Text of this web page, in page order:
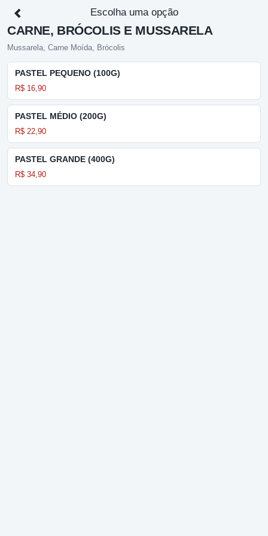
Escolha uma opção
CARNE, BRÓCOLIS E MUSSARELA
Mussarela, Carne Moída, Brócolis
PASTEL PEQUENO (100G)
R$ 16,90
PASTEL MÉDIO (200G)
R$ 22,90
PASTEL GRANDE (400G)
R$ 34,90